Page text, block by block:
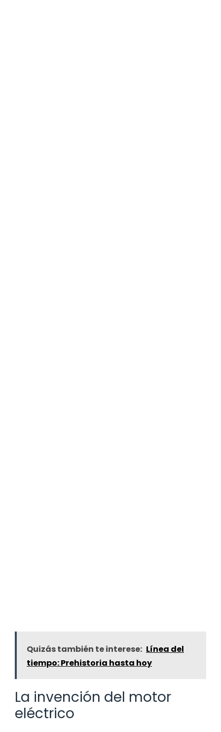
Quizás también te interese: Línea del
tiempo: Prehistoria hasta hoy
La invención del motor
eléctrico